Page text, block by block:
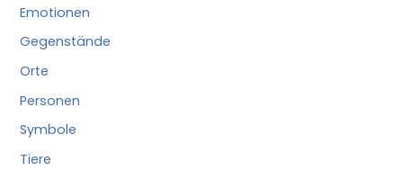
Emotionen
Gegenstände
Orte
Personen
Symbole
Tiere